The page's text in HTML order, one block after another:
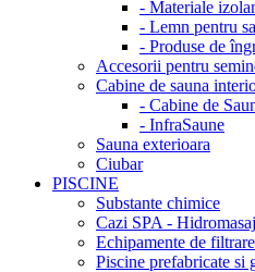
- Materiale
- Lemn pentru
- Produse de
Accesorii pentru
Cabine de sauna
- Cabine de
- InfraSaune
Sauna exterioara
Ciubar
PISCINE
Substante chimice
Cazi SPA - Hidromasaj
Echipamente de filtrare
Piscine prefabricate si